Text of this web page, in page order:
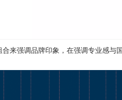
来强调品牌印象，在强调专业感与